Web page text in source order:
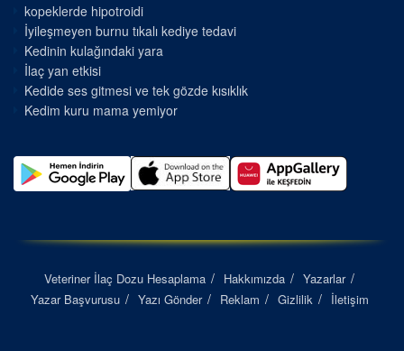
kopeklerde hipotroidi
İyileşmeyen burnu tıkalı kediye tedavi
Kedinin kulağındaki yara
İlaç yan etkisi
Kedide ses gitmesi ve tek gözde kısıklık
Kedim kuru mama yemiyor
Veteriner İlaç Dozu Hesaplama Hakkımızda
Yazarlar
Yazar Başvurusu
Yazı Gönder Reklam Gizlilik İletişim